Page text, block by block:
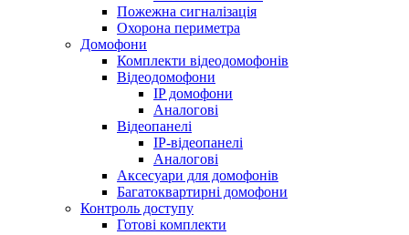
Пожежна сигналізація
Охорона периметра
Домофони
Комплекти відеодомофонів
Відеодомофони
IP домофони
Аналогові
Відеопанелі
IP-відеопанелі
Аналогові
Аксесуари для домофонів
Багатоквартирні домофони
Контроль доступу
Готові комплекти